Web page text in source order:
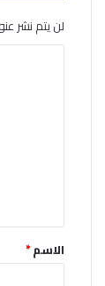
لن يتم نشر
*الاسم*